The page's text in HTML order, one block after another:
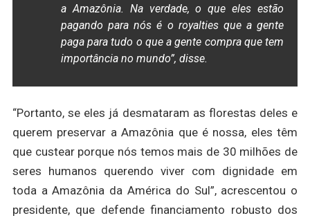
a Amazônia. Na verdade, o que eles estão
pagando para nós é o royaltiesque a gente
paga para tudo o que a gente compra que tem
importância no mundo”, disse.
“Portanto, se eles já desmataram as florestas deles e
querem preservar a Amazônia que é nossa, eles têm
que custear porque nós temos mais de 30 milhões de
seres humanos querendo viver com dignidade em
toda a Amazônia da América do Sul”, acrescentou o
presidente, que defende financiamento robusto dos